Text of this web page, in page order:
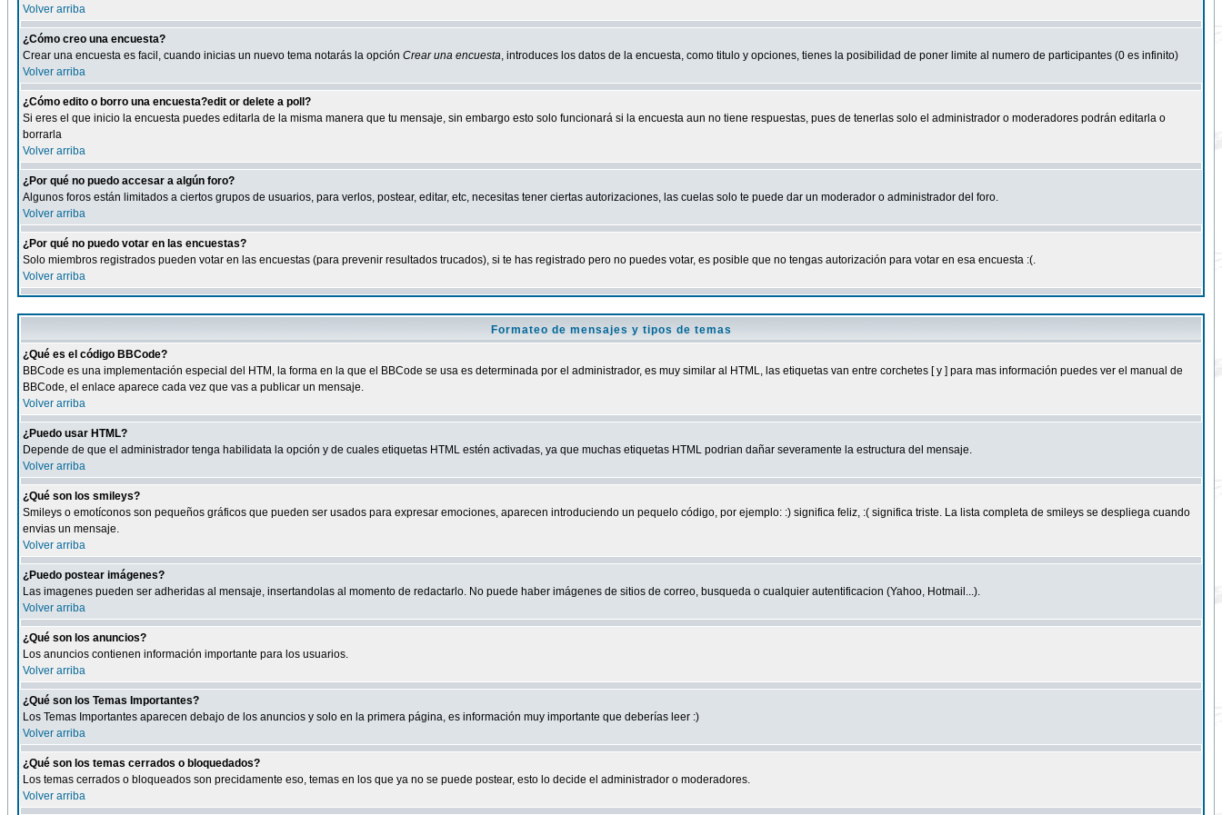
Volver arriba
¿Cómo creo una encuesta?
Crear una encuesta es facil, cuando inicias un nuevo tema notarás la opción Crear una encuesta, introduces los datos de la encuesta, como titulo y opciones, tienes la posibilidad de poner limite al numero de participantes (0 es infinito)
Volver arriba
¿Cómo edito o borro una encuesta?edit or delete a poll?
Si eres el que inicio la encuesta puedes editarla de la misma manera que tu mensaje, sin embargo esto solo funcionará si la encuesta aun no tiene respuestas, pues de tenerlas solo el administrador o moderadores podrán editarla o
borrarla
Volver arriba
¿Por qué no puedo accesar a algún foro?
Algunos foros están limitados a ciertos grupos de usuarios, para verlos, postear, editar, etc, necesitas tener ciertas autorizaciones, las cuelas solo te puede dar un moderador o administrador del foro.
Volver arriba
¿Por qué no puedo votar en las encuestas?
Solo miembros registrados pueden votar en las encuestas (para prevenir resultados trucados), si te has registrado pero no puedes votar, es posible que no tengas autorización para votar en esa encuesta :(.
Volver arriba
Formateo de mensajes y tipos de temas
¿Qué es el código BBCode?
BBCode es una implementación especial del HTM, la forma en la que el BBCode se usa es determinada por el administrador, es muy similar al HTML, las etiquetas van entre corchetes [ y ] para mas información puedes ver el manual de
BBCode, el enlace aparece cada vez que vas a publicar un mensaje.
Volver arriba
¿Puedo usar HTML?
Depende de que el administrador tenga habilidata la opción y de cuales etiquetas HTML estén activadas, ya que muchas etiquetas HTML podrian dañar severamente la estructura del mensaje.
Volver arriba
¿Qué son los smileys?
Smileys o emotíconos son pequeños gráficos que pueden ser usados para expresar emociones, aparecen introduciendo un pequelo código, por ejemplo: :) significa feliz, :( significa triste. La lista completa de smileys se despliega cuando
envias un mensaje.
Volver arriba
¿Puedo postear imágenes?
Las imagenes pueden ser adheridas al mensaje, insertandolas al momento de redactarlo. No puede haber imágenes de sitios de correo, busqueda o cualquier autentificacion (Yahoo, Hotmail...).
Volver arriba
¿Qué son los anuncios?
Los anuncios contienen información importante para los usuarios.
Volver arriba
¿Qué son los Temas Importantes?
Los Temas Importantes aparecen debajo de los anuncios y solo en la primera página, es información muy importante que deberías leer :)
Volver arriba
¿Qué son los temas cerrados o bloquedados?
Los temas cerrados o bloqueados son precidamente eso, temas en los que ya no se puede postear, esto lo decide el administrador o moderadores.
Volver arriba